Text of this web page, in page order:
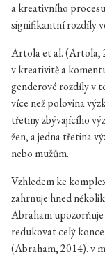
a kreativního
signifikantní rozdíly
Artola et al. (Artola,
v kreativitě a
genderové rozdíly v
více než polovina
třetiny zbývajícího
žen, a jedna třetina
nebo mužům.
Vzhledem ke
zahrnuje hned
Abraham
redukovat celý
(Abraham, 2014). v